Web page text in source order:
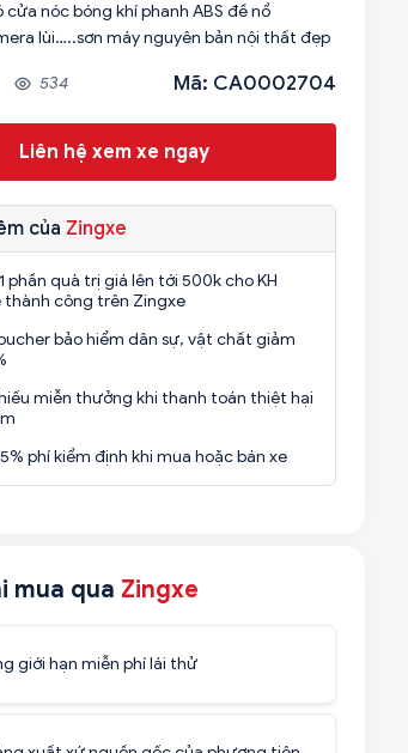
cửa nóc bóng khí phanh ABS đề nổ
lùi…..sơn máy nguyên bản nội thất đẹp
534 Mã: CA0002704
Liên hệ xem xe ngay
của Zingxe
phần quà trị giá lên tới 500k cho KH
thành công trên Zingxe
bảo hiểm dân sự, vật chất giảm
miễn thưởng khi thanh toán thiệt hại
phí kiểm định khi mua hoặc bán xe
mua qua Zingxe
giới hạn miễn phí lái thử